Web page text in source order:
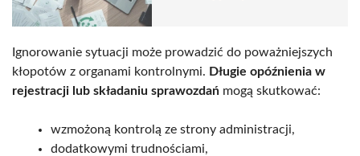
Ignorowanie sytuacji może prowadzić do poważniejszych
kłopotów z organami kontrolnymi. Długie opóźnienia w
rejestracji lub składaniu sprawozdań mogą skutkować:
wzmożoną kontrolą ze strony administracji,
dodatkowymi trudnościami,